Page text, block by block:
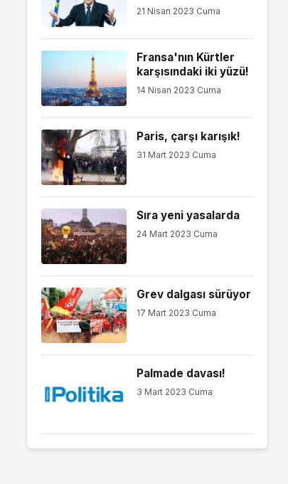
21 Nisan 2023 Cuma
Fransa'nın Kürtler
karşısındaki iki yüzü!
14 Nisan 2023 Cuma
Paris, çarşı karışık!
31 Mart 2023 Cuma
Sıra yeni yasalarda
24 Mart 2023 Cuma
Grev dalgası sürüyor
17 Mart 2023 Cuma
Palmade davası!
3 Mart 2023 Cuma